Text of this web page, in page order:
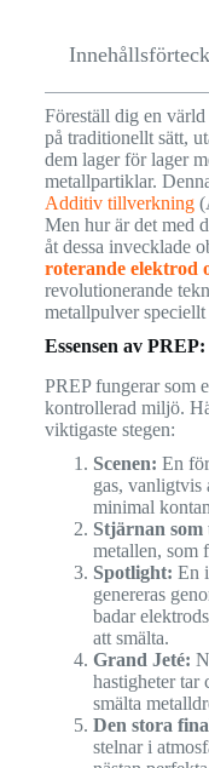
Föreställ dig en
på traditionellt sätt,
dem lager för lager
metallpartiklar.
Additiv tillverkning
Men hur är det med
åt dessa invecklade
roterande elektrod
revolutionerande
metallpulver
Essensen av
PREP fungerar som
kontrollerad miljö.
viktigaste stegen:
Scenen: En
gas, vanligtvis
minimal
Stjärnan
metallen, som
Spotlight: En
genereras
badar
att smälta.
Grand Jeté:
hastigheter tar
smälta
Den stora
stelnar i